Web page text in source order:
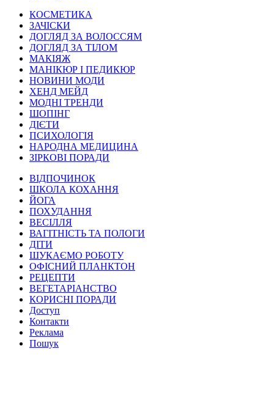
КОСМЕТИКА
ЗАЧІСКИ
ДОГЛЯД ЗА ВОЛОССЯМ
ДОГЛЯД ЗА ТІЛОМ
МАКІЯЖ
МАНІКЮР І ПЕДИКЮР
НОВИНИ МОДИ
ХЕНД МЕЙД
МОДНІ ТРЕНДИ
ШОПІНГ
ДІЄТИ
ПСИХОЛОГІЯ
НАРОДНА МЕДИЦИНА
ЗІРКОВІ ПОРАДИ
ВІДПОЧИНОК
ШКОЛА КОХАННЯ
ЙОГА
ПОХУДАННЯ
ВЕСІЛЛЯ
ВАГІТНІСТЬ ТА ПОЛОГИ
ДІТИ
ШУКАЄМО РОБОТУ
ОФІСНИЙ ПЛАНКТОН
РЕЦЕПТИ
ВЕГЕТАРІАНСТВО
КОРИСНІ ПОРАДИ
Доступ
Контакти
Реклама
Пошук